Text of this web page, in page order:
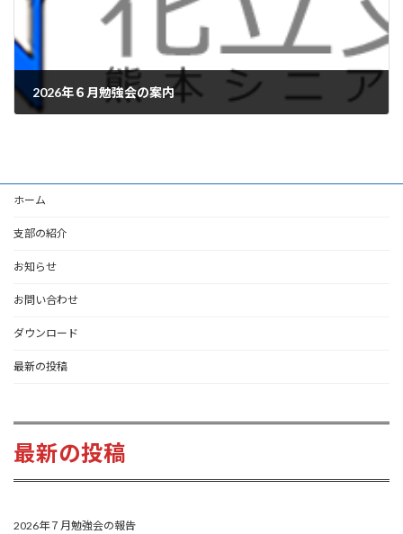
2026年６月勉強会の案内
ホーム
支部の紹介
お知らせ
お問い合わせ
ダウンロード
最新の投稿
最新の投稿
2026年７月勉強会の報告